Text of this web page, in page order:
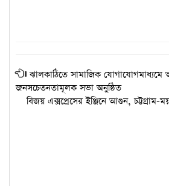
ঝালকাঠিতে সামাজিক যোগাযোগমাধ্যমে
জনসচেতনতামূলক সভা অনুষ্ঠিত
বিজয় এক্সপ্রেসের ইঞ্জিনে আগুন, চট্টগ্রাম-